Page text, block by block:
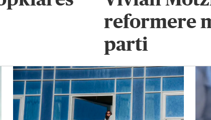
reformere
parti